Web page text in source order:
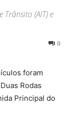
(AIT) e
0
foram
Rodas
Principal do